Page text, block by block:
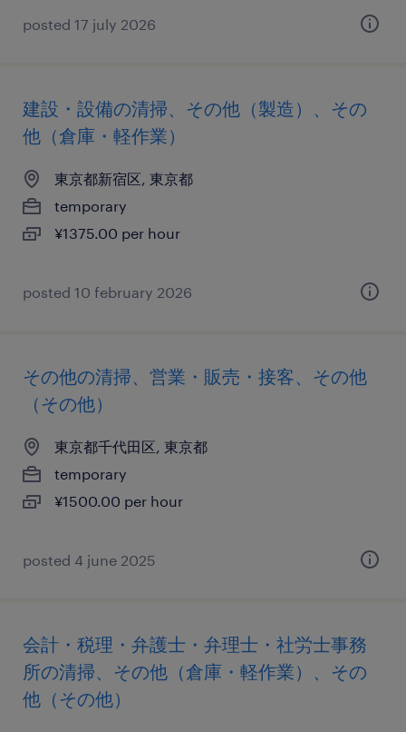
posted 17 july 2026
建設・設備の清掃、その他（製造）、その
他（倉庫・軽作業）
東京都新宿区, 東京都
temporary
¥1375.00 per hour
posted 10 february 2026
その他の清掃、営業・販売・接客、その他
（その他）
東京都千代田区, 東京都
temporary
¥1500.00 per hour
posted 4 june 2025
会計・税理・弁護士・弁理士・社労士事務
所の清掃、その他（倉庫・軽作業）、その
他（その他）